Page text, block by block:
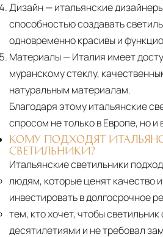
Дизайн— итальянские
способностью создавать
одновременно красивы и
Материалы— Италия имеет
муранскому стеклу,
натуральным материалам.
Благодаря этому итальянские
спросом не только в Европе, но и
КОМУ ПОДХОДЯТ
СВЕТИЛЬНИКИ?
Итальянские светильники
людям, которые ценят качество
инвестировать в долгосрочное
тем, кто хочет, чтобы
десятилетиями и не требовал